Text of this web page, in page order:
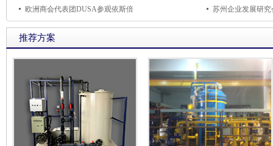
欧洲商会代表团DUSA参观依斯倍
苏州企业发展研
推荐方案